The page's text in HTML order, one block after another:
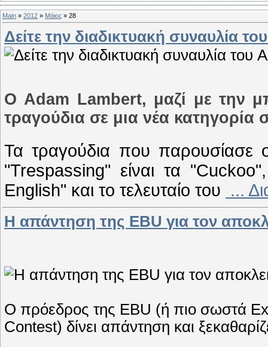
Main » 2012 » Μάιος » 28
Δείτε την διαδικτυακή συναυλία
Ο Adam Lambert, μαζί με την
τραγούδια σε μια νέα κατηγορία
Τα τραγούδια που
"Trespassing" είναι τα
English" και το τελευταίο του ...
Η απάντηση της EBU για τον
Ο πρόεδρος της EBU (ή πιο σωστά
Contest) δίνει απάντηση και